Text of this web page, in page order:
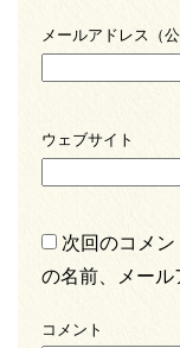
メールアドレス（
ウェブサイト
次回のコメ
の名前、メール
コメント